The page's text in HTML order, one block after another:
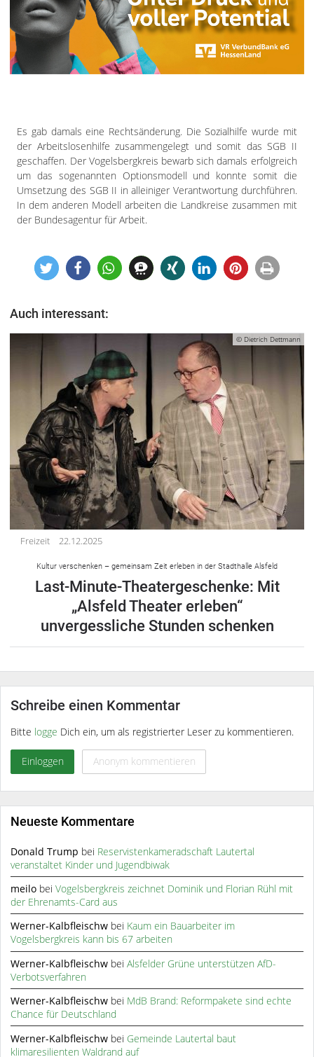
Es gab damals eine Rechtsänderung. Die Sozialhilfe wurde mit
der Arbeitslosenhilfe zusammengelegt und somit das SGB II
geschaffen. Der Vogelsbergkreis bewarb sich damals erfolgreich
um das sogenannten Optionsmodell und konnte somit die
Umsetzung des SGB II in alleiniger Verantwortung durchführen.
In dem anderen Modell arbeiten die Landkreise zusammen mit
der Bundesagentur für Arbeit.
Auch interessant:
© Dietrich Dettmann
Freizeit 22.12.2025
Kultur verschenken – gemeinsam Zeit erleben in der Stadthalle Alsfeld
Last-Minute-Theatergeschenke: Mit
„Alsfeld Theater erleben“
unvergessliche Stunden schenken
Schreibe einen Kommentar
Bitte logge Dich ein, um als registrierter Leser zu kommentieren.
Einloggen Anonym kommentieren
Neueste Kommentare
Donald Trump bei Reservistenkameradschaft Lautertal
veranstaltet Kinder und Jugendbiwak
meilo beiVogelsbergkreis zeichnet Dominik und Florian Rühl mit
der Ehrenamts-Card aus
Werner-Kalbfleischw bei Kaum ein Bauarbeiter im
Vogelsbergkreis kann bis 67 arbeiten
Werner-Kalbfleischw beiAlsfelder Grüne unterstützen AfD-
Verbotsverfahren
Werner-Kalbfleischw bei MdB Brand: Reformpakete sind echte
Chance für Deutschland
Werner-Kalbfleischw bei Gemeinde Lautertal baut
klimaresilienten Waldrand auf